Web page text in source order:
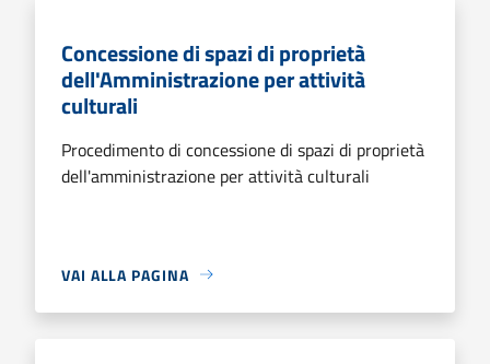
Concessione di spazi di proprietà
dell'Amministrazione per attività
culturali
Procedimento di concessione di spazi di proprietà
dell'amministrazione per attività culturali
VAI ALLA PAGINA